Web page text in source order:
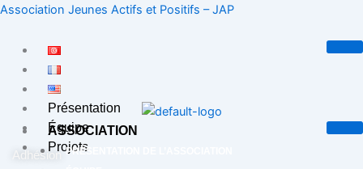
Aller
contenu
Association Jeunes Actifs et Positifs – JAP
Présentation
Équipe
Projets
ASSOCIATION
PRÉSENTATION DE L’ASSOCIATION
Adhésion